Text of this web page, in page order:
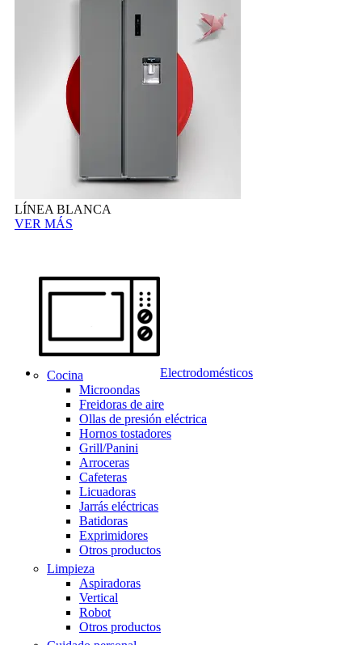
LÍNEA BLANCA
VER MÁS
Electrodomésticos
Cocina
Microondas
Freidoras de aire
Ollas de presión eléctrica
Hornos tostadores
Grill/Panini
Arroceras
Cafeteras
Licuadoras
Jarrás eléctricas
Batidoras
Exprimidores
Otros productos
Limpieza
Aspiradoras
Vertical
Robot
Otros productos